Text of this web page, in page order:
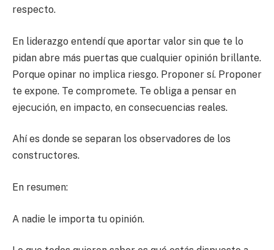
respecto.
En liderazgo entendí que aportar valor sin que te lo
pidan abre más puertas que cualquier opinión brillante.
Porque opinar no implica riesgo. Proponer sí. Proponer
te expone. Te compromete. Te obliga a pensar en
ejecución, en impacto, en consecuencias reales.
Ahí es donde se separan los observadores de los
constructores.
En resumen:
A nadie le importa tu opinión.